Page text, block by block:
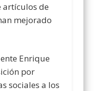
artículos de
mejorado
Enrique
por
sociales a los